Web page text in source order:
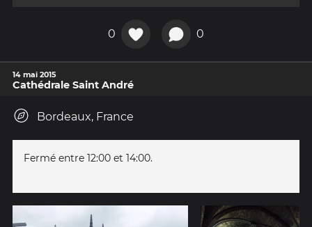
0 0
14 mai 2015
Cathédrale Saint André
Bordeaux, France
Fermé entre 12:00 et 14:00.